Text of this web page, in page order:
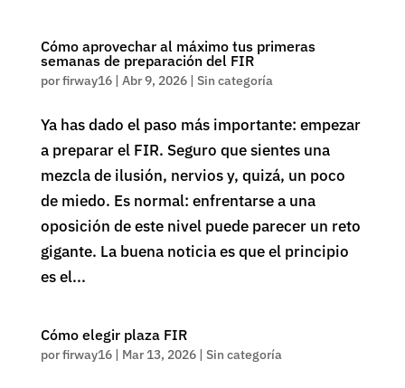
Cómo aprovechar al máximo tus primeras
semanas de preparación del FIR
porfirway16| Abr 9, 2026| Sin categoría
Ya has dado el paso más importante: empezar
a preparar el FIR. Seguro que sientes una
mezcla de ilusión, nervios y, quizá, un poco
de miedo. Es normal: enfrentarse a una
oposición de este nivel puede parecer un reto
gigante. La buena noticia es que el principio
es el...
Cómo elegir plaza FIR
porfirway16| Mar 13, 2026| Sin categoría